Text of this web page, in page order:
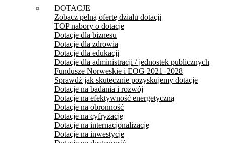
DOTACJE
Zobacz pełną ofertę działu dotacji
TOP nabory o dotacje
Dotacje dla biznesu
Dotacje dla zdrowia
Dotacje dla edukacji
Dotacje dla administracji / jednostek publicznych
Fundusze Norweskie i EOG 2021–2028
Sprawdź jak skutecznie pozyskujemy dotacje
Dotacje na badania i rozwój
Dotacje na efektywność energetyczną
Dotacje na obronność
Dotacje na cyfryzację
Dotacje na internacjonalizację
Dotacje na inwestycje